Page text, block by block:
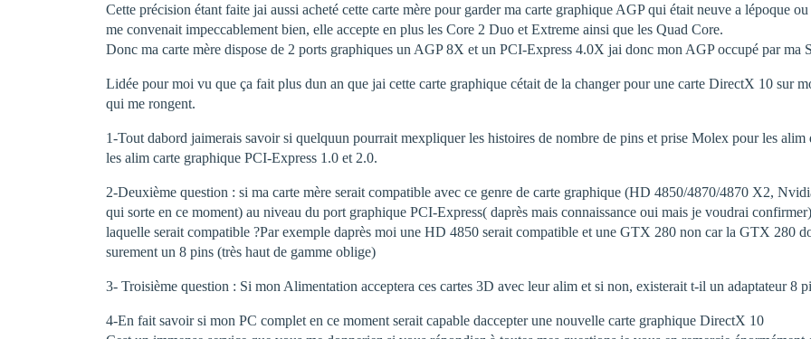
Cette précision étant faite jai aussi acheté cette carte mère pour garder ma carte graphique AGP qui était neuve a lépoque
me convenait impeccablement bien, elle accepte en plus les Core 2 Duo et Extreme ainsi que les Quad Core.
Donc ma carte mère dispose de 2 ports graphiques un AGP 8X et un PCI-Express 4.0X jai donc mon AGP occupé par ma
Lidée pour moi vu que ça fait plus dun an que jai cette carte graphique cétait de la changer pour une carte DirectX 10 sur
qui me rongent.
1-Tout dabord jaimerais savoir si quelquun pourrait mexpliquer les histoires de nombre de pins et prise Molex pour les
les alim carte graphique PCI-Express 1.0 et 2.0.
2-Deuxième question : si ma carte mère serait compatible avec ce genre de carte graphique (HD 4850/4870/4870 X2,
qui sorte en ce moment) au niveau du port graphique PCI-Express( daprès mais connaissance oui mais je voudrai
laquelle serait compatible ?Par exemple daprès moi une HD 4850 serait compatible et une GTX 280 non car la GTX 280
surement un 8 pins (très haut de gamme oblige)
3- Troisième question : Si mon Alimentation acceptera ces cartes 3D avec leur alim et si non, existerait t-il un adaptateur 8
4-En fait savoir si mon PC complet en ce moment serait capable daccepter une nouvelle carte graphique DirectX 10